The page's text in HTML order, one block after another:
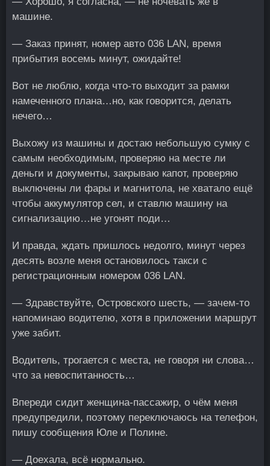
машине.
— Заказ принят, номер авто 036 LAN, время
прибытия восемь минут, ожидайте!
Вот не люблю, когда что-то выходит за рамки
намеченного плана…но, как говорится, делать
нечего…
Выхожу из машины и достаю небольшую сумку с
самым необходимым, проверяю на месте ли
деньги и документы, закрываю капот, проверяю
выключены ли фары и магнитола, не хватало ещё
чтобы аккумулятор сел, и ставлю машину на
сигнализацию…не угонят поди…
И правда, ждать пришлось недолго, минут через
десять возле меня остановилось такси с
регистрационным номером 036 LAN.
— Здравствуйте, Островского шесть, — зачем-то
напоминаю водителю, хотя в приложении маршрут
уже забит.
Водитель, трогается с места, не говоря ни слова…
что за невоспитанность…
Впереди сидит женщина-пассажир, о чём меня
предупредили, поэтому переключаюсь на телефон,
пишу сообщения Юле и Полине.
— Доехала, всё нормально.